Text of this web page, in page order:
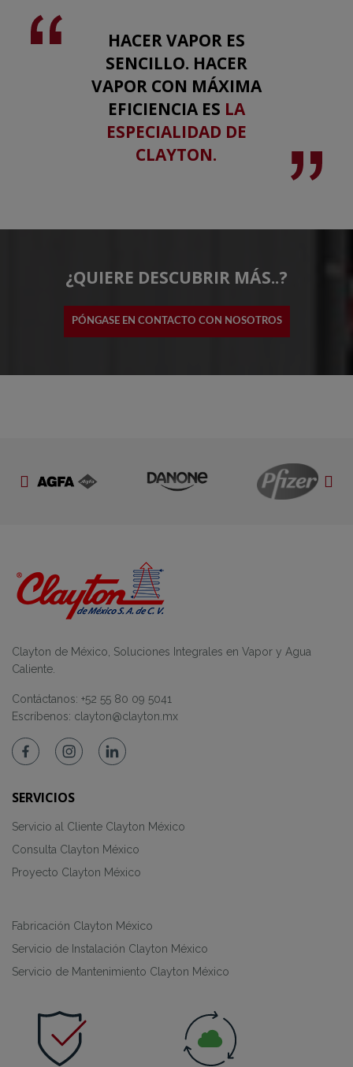
HACER VAPOR ES
SENCILLO. HACER
VAPOR CON MÁXIMA
EFICIENCIA ES LA
ESPECIALIDAD DE
CLAYTON.
¿QUIERE DESCUBRIR MÁS..?
PÓNGASE EN CONTACTO CON NOSOTROS
Clayton de México, Soluciones Integrales en Vapor y Agua
Caliente.
Contáctanos: +52 55 80 09 5041
Escríbenos: clayton@clayton.mx
SERVICIOS
Servicio al Cliente Clayton México
Consulta Clayton México
Proyecto Clayton México
Fabricación Clayton México
Servicio de Instalación Clayton México
Servicio de Mantenimiento Clayton México